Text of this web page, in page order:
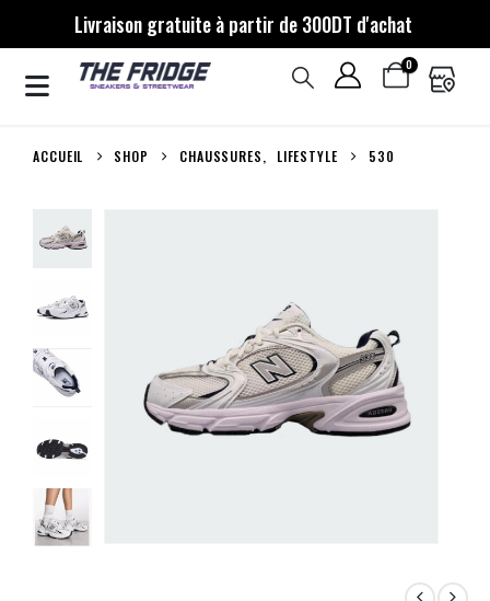
Livraison gratuite à partir de 300DT d'achat
0
ACCUEIL SHOP CHAUSSURES, LIFESTYLE 530